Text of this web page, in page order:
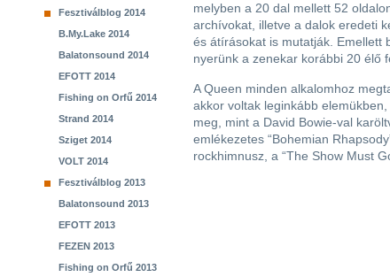
Fesztiválblog 2014
B.My.Lake 2014
Balatonsound 2014
EFOTT 2014
Fishing on Orfű 2014
Strand 2014
Sziget 2014
VOLT 2014
Fesztiválblog 2013
Balatonsound 2013
EFOTT 2013
FEZEN 2013
Fishing on Orfű 2013
melyben a 20 dal mellett 52
archívokat, illetve a dalok eredeti
és átírásokat is mutatják. Emellett
nyerünk a zenekar korábbi 20 élő
A Queen minden alkalomhoz
akkor voltak leginkább
meg, mint a David Bowie-val
emlékezetes “Bohemian
rockhimnusz, a “The Show Must